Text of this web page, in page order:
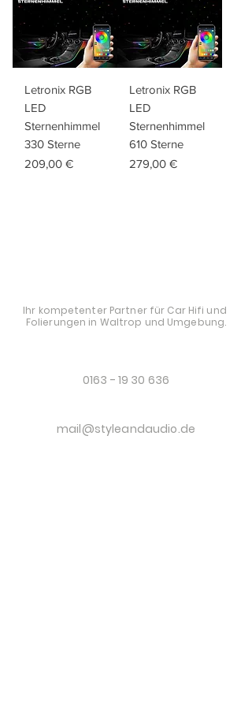
Letronix RGB
LED
Sternenhimmel
330 Sterne
Preis
209,00 €
Letronix RGB
LED
Sternenhimmel
610 Sterne
Preis
279,00 €
Ihr kompetenter Partner für Car Hifi und
Folierungen in Waltrop und Umgebung.
0163 - 19 30 636
mail@styleandaudio.de